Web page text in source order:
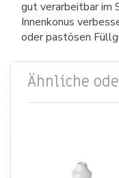
gut verarbeitbar im
Innenkonus
oder pastösen
Ähnliche